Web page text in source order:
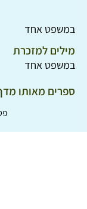
במשפט אחד
מילים למזכרת
במשפט אחד
ספרים מאותו